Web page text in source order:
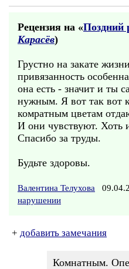
Рецензия на «Поздний
Карасёв)
Грустно на закате
привязанность
она есть - значит и ты
нужным. Я вот так вот
комратным цветам
И они чувствуют. Хоть
Спасибо за труды.
Будьте здоровы.
Валентина Телухова
нарушении
+ добавить замечания
Комнатным.